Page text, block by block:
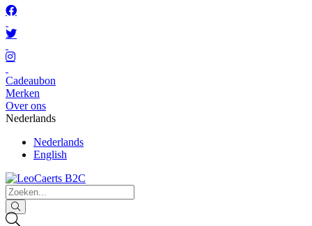
Cadeaubon
Merken
Over ons
Nederlands
Nederlands
English